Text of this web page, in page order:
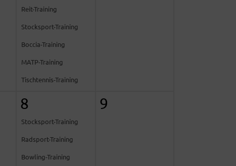
Reit-Training
Stocksport-Training
Boccia-Training
MATP-Training
Tischtennis-Training
8
Stocksport-Training
Radsport-Training
Bowling-Training
9